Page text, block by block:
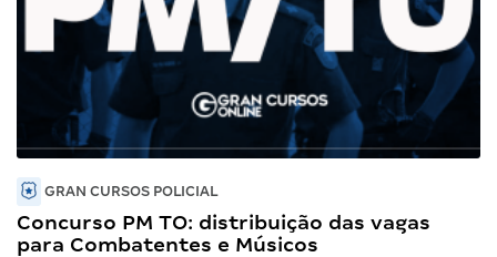
GRAN CURSOS POLICIAL
Concurso PM TO: distribuição das vagas
para Combatentes e Músicos